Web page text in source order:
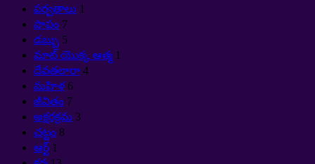
పర్వతాలు 1
పాపం 7
డబ్బు 5
మాట్ యొక్క ఆత్మ 1
దేవతలారా 4
మహిళ 6
జీవితం 7
అక్షరక్రమ 3
చట్టం 8
ఆర్ట్ 1